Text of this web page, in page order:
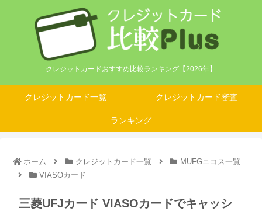
クレジットカードおすすめ比較ランキング【2026年】
クレジットカード一覧 クレジットカード審査
ランキング
ホーム クレジットカード一覧
MUFGニコス一覧
VIASOカード
三菱UFJカード VIASOカードでキャッシ